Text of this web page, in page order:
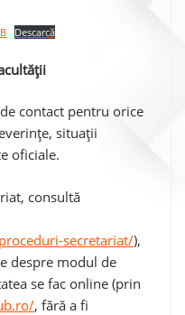
Descarcă
contact pentru orice
situații
oficiale.
consultă
secretariat/),
despre modul de
se fac online (prin
, fără a fi